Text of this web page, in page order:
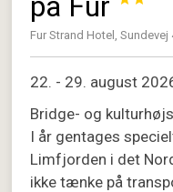
Fur Strand Hotel,
22. - 29. august
Bridge- og
I år gentages
Limfjorden i det
ikke tænke på